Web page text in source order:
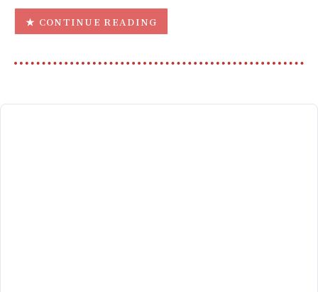
CONTINUE READING